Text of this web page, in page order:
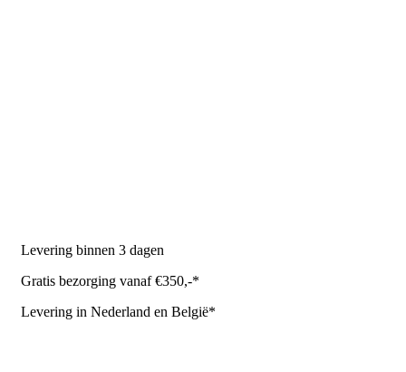
Levering binnen 3 dagen
Gratis bezorging vanaf €350,-*
Levering in Nederland en België*